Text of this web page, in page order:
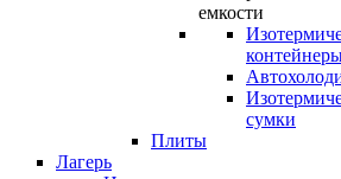
емкости
сумки
Плиты
Лагерь